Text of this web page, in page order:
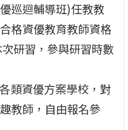
巡迴輔導班)任教教
格資優教育教師資格
研習，參與研習時數
類資優方案學校，對
教師，自由報名參